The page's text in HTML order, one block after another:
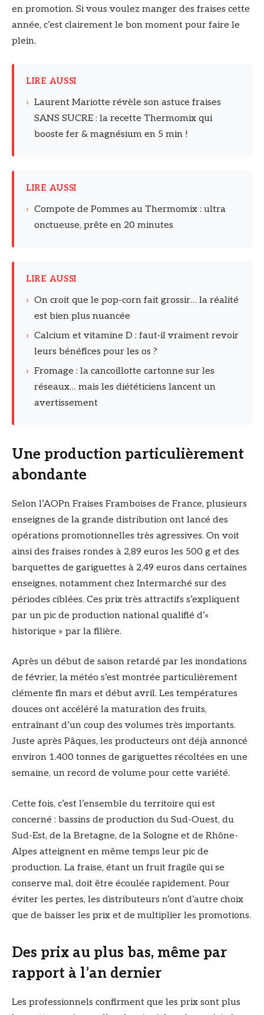
en promotion. Si vous voulez manger des fraises cette
année, c’est clairement le bon moment pour faire le
plein.
LIRE AUSSI
› Laurent Mariotte révèle son astuce fraises
SANS SUCRE : la recette Thermomix qui
booste fer & magnésium en 5 min !
LIRE AUSSI
› Compote de Pommes au Thermomix : ultra
onctueuse, prête en 20 minutes
LIRE AUSSI
› On croit que le pop-corn fait grossir… la réalité
est bien plus nuancée
› Calcium et vitamine D : faut‑il vraiment revoir
leurs bénéfices pour les os ?
› Fromage : la cancoillotte cartonne sur les
réseaux… mais les diététiciens lancent un
avertissement
Une production particulièrement
abondante
Selon l’AOPn Fraises Framboises de France, plusieurs
enseignes de la grande distribution ont lancé des
opérations promotionnelles très agressives. On voit
ainsi des fraises rondes à 2,89 euros les 500 g et des
barquettes de gariguettes à 2,49 euros dans certaines
enseignes, notamment chez Intermarché sur des
périodes ciblées. Ces prix très attractifs s’expliquent
par un pic de production national qualifié d’«
historique » par la filière.
Après un début de saison retardé par les inondations
de février, la météo s’est montrée particulièrement
clémente fin mars et début avril. Les températures
douces ont accéléré la maturation des fruits,
entraînant d’un coup des volumes très importants.
Juste après Pâques, les producteurs ont déjà annoncé
environ 1.400 tonnes de gariguettes récoltées en une
semaine, un record de volume pour cette variété.
Cette fois, c’est l’ensemble du territoire qui est
concerné : bassins de production du Sud-Ouest, du
Sud-Est, de la Bretagne, de la Sologne et de Rhône-
Alpes atteignent en même temps leur pic de
production. La fraise, étant un fruit fragile qui se
conserve mal, doit être écoulée rapidement. Pour
éviter les pertes, les distributeurs n’ont d’autre choix
que de baisser les prix et de multiplier les promotions.
Des prix au plus bas, même par
rapport à l’an dernier
Les professionnels confirment que les prix sont plus